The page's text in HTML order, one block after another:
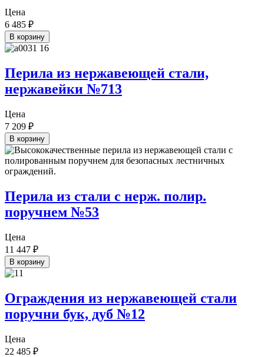
Цена
6 485 ₽
В корзину
Перила из нержавеющей стали,
нержавейки №713
Цена
7 209 ₽
В корзину
Перила из стали с нерж. полир.
поручнем №53
Цена
11 447 ₽
В корзину
Ограждения из нержавеющей стали
поручни бук, дуб №12
Цена
22 485 ₽